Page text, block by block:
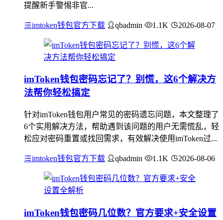
提醒新手警惕非官...
imtoken钱包官方下载 qbadmin 1.1K 2026-08-07
imToken钱包密码忘记了？别慌，这6个解决方
法帮你轻松搞定
针对imToken钱包用户常见的密码遗忘问题，本文整理了
6个实用解决方法，帮助遇到该问题的用户无需慌乱，轻
松应对密码重置或找回需求，有效解决使用imToken过...
imtoken钱包官方下载 qbadmin 1.1K 2026-08-06
imToken钱包密码几位数？官方要求+安全设置